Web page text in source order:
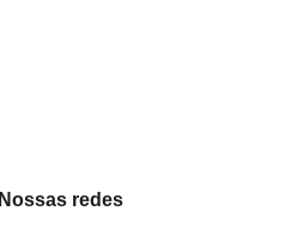
Nossas redes